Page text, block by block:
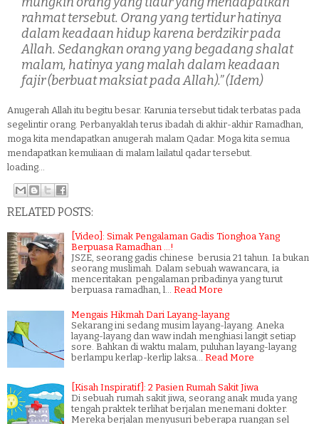
rahmat tersebut. Orang yang tertidur hatinya
dalam keadaan hidup karena berdzikir pada
Allah. Sedangkan orang yang begadang shalat
malam, hatinya yang malah dalam keadaan
fajir (berbuat maksiat pada Allah).” (Idem)
Anugerah Allah itu begitu besar. Karunia tersebut tidak terbatas pada
segelintir orang. Perbanyaklah terus ibadah di akhir-akhir Ramadhan,
moga kita mendapatkan anugerah malam Qadar. Moga kita semua
mendapatkan kemuliaan di malam lailatul qadar tersebut.
loading...
RELATED POSTS:
[Video]: Simak Pengalaman Gadis Tionghoa Yang
Berpuasa Ramadhan ...!
JSZE, seorang gadis chinese berusia 21 tahun. Ia bukan
seorang muslimah. Dalam sebuah wawancara, ia
menceritakan pengalaman pribadinya yang turut
berpuasa ramadhan, l…
Read More
Mengais Hikmah Dari Layang-layang
Sekarang ini sedang musim layang-layang. Aneka
layang-layang dan waw indah menghiasi langit setiap
sore. Bahkan di waktu malam, puluhan layang-layang
berlampu kerlap-kerlip laksa…
Read More
[Kisah Inspiratif]: 2 Pasien Rumah Sakit Jiwa
Di sebuah rumah sakit jiwa, seorang anak muda yang
tengah praktek terlihat berjalan menemani dokter.
Mereka berjalan menyusuri beberapa ruangan sel